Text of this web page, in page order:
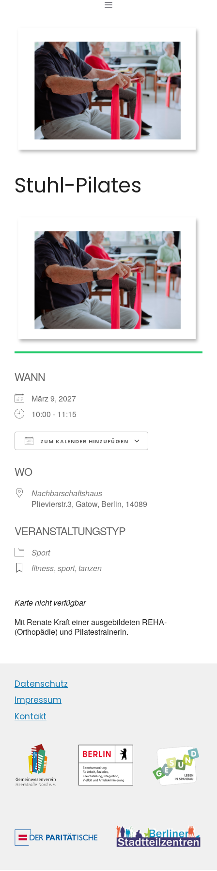
MENÜ
Stuhl-Pilates
WANN
März 9, 2027
10:00 - 11:15
ZUM KALENDER HINZUFÜGEN
WO
Nachbarschaftshaus
Plievierstr.3, Gatow, Berlin, 14089
VERANSTALTUNGSTYP
Sport
fitness, sport, tanzen
Karte nicht verfügbar
Mit Renate Kraft einer ausgebildeten REHA-
(Orthopädie) und Pilatestrainerin.
Datenschutz
Impressum
Kontakt